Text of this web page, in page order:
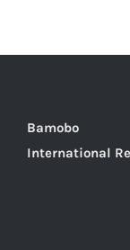
Bamobo
International